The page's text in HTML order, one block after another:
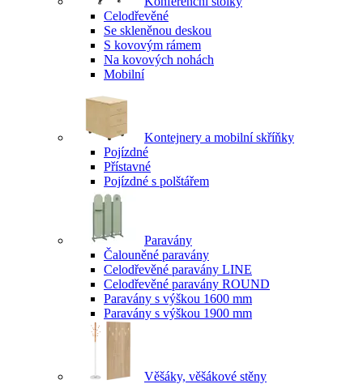
Celodřevěné
Se skleněnou deskou
S kovovým rámem
Na kovových nohách
Mobilní
Kontejnery a mobilní skříňky
Pojízdné
Přístavné
Pojízdné s polštářem
Paravány
Čalouněné paravány
Celodřevěné paravány LINE
Celodřevěné paravány ROUND
Paravány s výškou 1600 mm
Paravány s výškou 1900 mm
Věšáky, věšákové stěny